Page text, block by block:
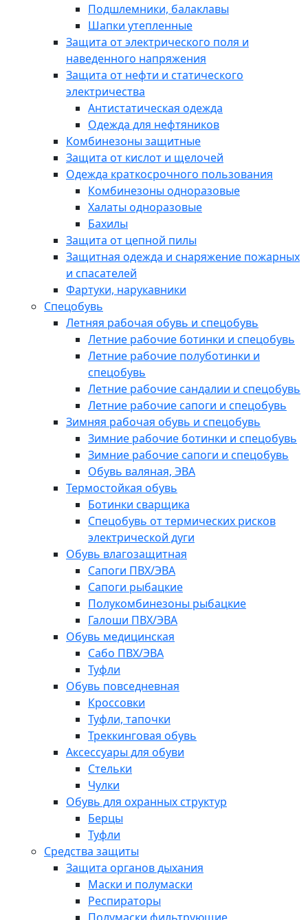
Подшлемники, балаклавы
Шапки утепленные
Защита от электрического поля и
наведенного напряжения
Защита от нефти и статического
электричества
Антистатическая одежда
Одежда для нефтяников
Комбинезоны защитные
Защита от кислот и щелочей
Одежда краткосрочного пользования
Комбинезоны одноразовые
Халаты одноразовые
Бахилы
Защита от цепной пилы
Защитная одежда и снаряжение пожарных
и спасателей
Фартуки, нарукавники
Спецобувь
Летняя рабочая обувь и спецобувь
Летние рабочие ботинки и спецобувь
Летние рабочие полуботинки и
спецобувь
Летние рабочие сандалии и спецобувь
Летние рабочие сапоги и спецобувь
Зимняя рабочая обувь и спецобувь
Зимние рабочие ботинки и спецобувь
Зимние рабочие сапоги и спецобувь
Обувь валяная, ЭВА
Термостойкая обувь
Ботинки сварщика
Спецобувь от термических рисков
электрической дуги
Обувь влагозащитная
Сапоги ПВХ/ЭВА
Сапоги рыбацкие
Полукомбинезоны рыбацкие
Галоши ПВХ/ЭВА
Обувь медицинская
Сабо ПВХ/ЭВА
Туфли
Обувь повседневная
Кроссовки
Туфли, тапочки
Треккинговая обувь
Аксессуары для обуви
Стельки
Чулки
Обувь для охранных структур
Берцы
Туфли
Средства защиты
Защита органов дыхания
Маски и полумаски
Респираторы